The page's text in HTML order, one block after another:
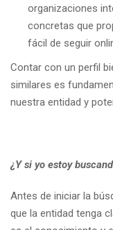
organizaciones
concretas que
fácil de seguir
Contar con un perfil
similares es
nuestra entidad y
¿Y si yo estoy
Antes de iniciar la
que la entidad tenga